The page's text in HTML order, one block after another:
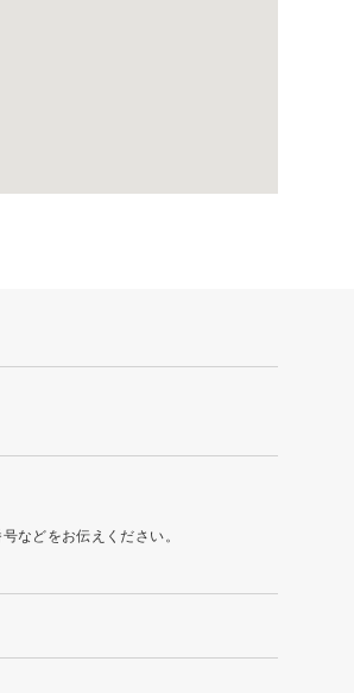
などをお伝えください。